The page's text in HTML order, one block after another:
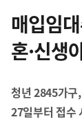
텐
츠
영
매입임
혼·신생
청년 2845가구
27일부터 접수